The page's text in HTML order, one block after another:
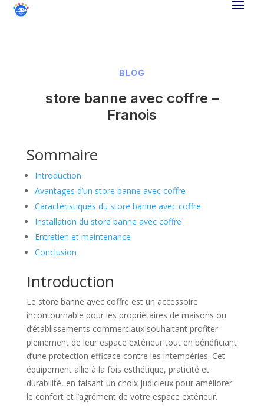
BLOG
store banne avec coffre –
Franois
Sommaire
Introduction
Avantages d’un store banne avec coffre
Caractéristiques du store banne avec coffre
Installation du store banne avec coffre
Entretien et maintenance
Conclusion
Introduction
Le store banne avec coffre est un accessoire
incontournable pour les propriétaires de maisons ou
d’établissements commerciaux souhaitant profiter
pleinement de leur espace extérieur tout en bénéficiant
d’une protection efficace contre les intempéries. Cet
équipement allie à la fois esthétique, praticité et
durabilité, en faisant un choix judicieux pour améliorer
le confort et l’agrément de votre espace extérieur.